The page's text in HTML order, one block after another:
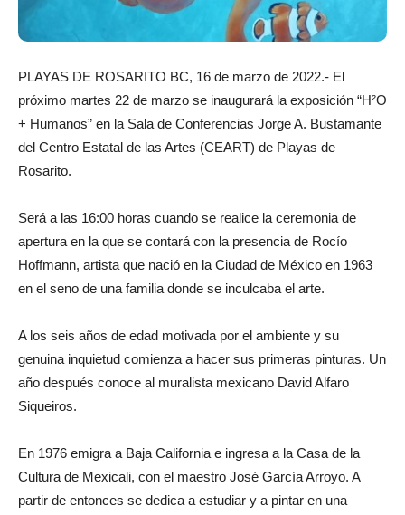
PLAYAS DE ROSARITO BC, 16 de marzo de 2022.- El
próximo martes 22 de marzo se inaugurará la exposición “H²O
+ Humanos” en la Sala de Conferencias Jorge A. Bustamante
del Centro Estatal de las Artes (CEART) de Playas de
Rosarito.
Será a las 16:00 horas cuando se realice la ceremonia de
apertura en la que se contará con la presencia de Rocío
Hoffmann, artista que nació en la Ciudad de México en 1963
en el seno de una familia donde se inculcaba el arte.
A los seis años de edad motivada por el ambiente y su
genuina inquietud comienza a hacer sus primeras pinturas. Un
año después conoce al muralista mexicano David Alfaro
Siqueiros.
En 1976 emigra a Baja California e ingresa a la Casa de la
Cultura de Mexicali, con el maestro José García Arroyo. A
partir de entonces se dedica a estudiar y a pintar en una